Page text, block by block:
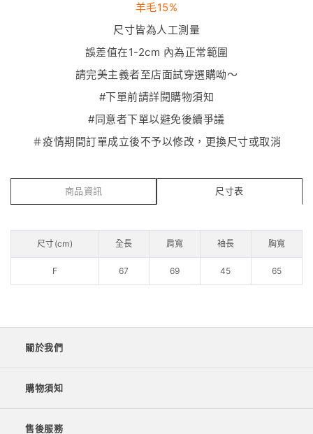
羊毛15%
尺寸皆為人工測量
誤差值在1-2cm 內為正常範圍
請完美主義者至店面試穿選購呦～
#下單前請詳閱購物須知
#同意者下單以避免後續爭議
＃疫情期間訂單成立後不予以修改，更換尺寸或取消
商品資訊 尺寸表
尺寸(cm) 全長 肩寬 袖長 胸寬
F 67 69 45 65
關於我們
購物須知
售後服務